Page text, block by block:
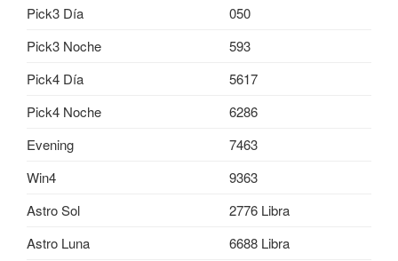
Pick3 Día
050
Pick3 Noche
593
Pick4 Día
5617
Pick4 Noche
6286
Evening
7463
Win4
9363
Astro Sol
2776 Libra
Astro Luna
6688 Libra